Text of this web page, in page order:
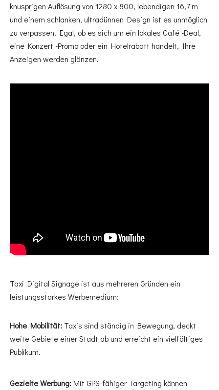
knusprigen Auflösung von 1280 x 800, lebendigen 16,7 m
und einem schlanken, ultradünnen Design ist es unmöglich
zu verpassen. Egal, ob es sich um ein lokales Café -Deal,
eine Konzert -Promo oder ein Hotelrabatt handelt, Ihre
Anzeigen werden glänzen.
Taxi Digital Signage ist aus mehreren Gründen ein
leistungsstarkes Werbemedium:
Hohe Mobilität: Taxis sind ständig in Bewegung, deckt
weite Gebiete einer Stadt ab und erreicht ein vielfältiges
Publikum.
Gezielte Werbung:Mit GPS-fähiger Targeting können